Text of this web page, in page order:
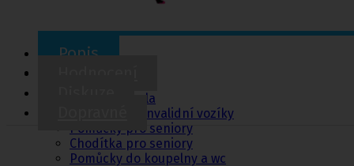
Pomůcky pro
Toaletní křesla
Mechanické invalidní vozíky
Pomůcky pro seniory
Chodítka pro seniory
Pomůcky do koupelny a wc
Popis